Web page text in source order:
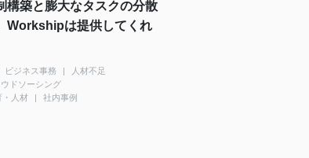
構築と膨大なタスクの分散
Workshipは提供してくれ
ビジネス事務
人材不足
ドソーシング
・人材 社内事例